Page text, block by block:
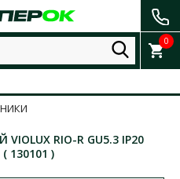
0
RIO-R GU5.3 IP20
130101 )